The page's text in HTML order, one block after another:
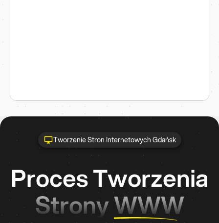
Tworzenie Stron Internetowych Gdańsk
Proces Tworzenia
StronyWWW